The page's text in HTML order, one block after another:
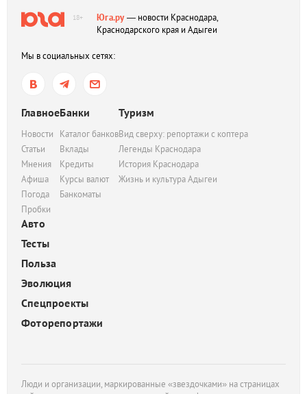
18+ Юга.ру— новости Краснодара,
Краснодарского края и Адыгеи
Мы в социальных сетях:
Главное
Новости
Статьи
Мнения
Афиша
Погода
Пробки
Банки
Каталог банков
Вклады
Кредиты
Курсы валют
Банкоматы
Туризм
Вид сверху: репортажи с коптера
Легенды Краснодара
История Краснодара
Жизнь и культура Адыгеи
Авто
Тесты
Польза
Эволюция
Спецпроекты
Фоторепортажи
Люди и организации, маркированные «звездочками» на страницах